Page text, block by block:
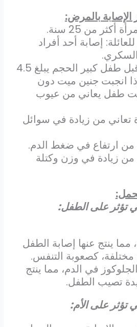
بالمرض:
أكثر من 25 سنة
.
إصابة أحد أفراد
.
إذا انجبت من قبل طفل كبير الحجم يبلغ 4.5
انجبت جنين ميت دون
طفل يعاني من عيوب
تعاني من زيادة في سوائل
من ارتفاع في ضغط الدم.
من زيادة في وزن وكتلة
تؤثر على الطفل:
مما ينتج عنها إصابة الطفل
كصعوبة التنفس.
في الدم، مما ينتج
تصيب الطفل.
تؤثر على الأم: